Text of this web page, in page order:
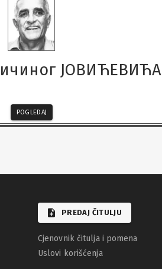
ЈОВИЋЕВИЋА
POGLEDAJ
PREDAJ ČITULJU
Cjenovnik čitulja i pomena
Uslovi korišćenja